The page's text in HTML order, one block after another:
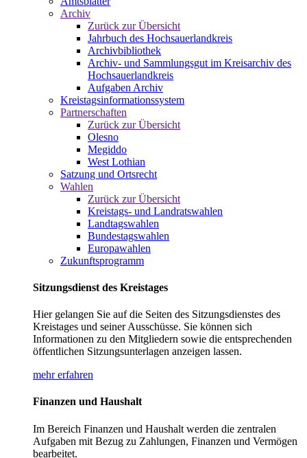
Archiv
Zurück zur Übersicht
Jahrbuch des Hochsauerlandkreis
Archivbibliothek
Archiv- und Sammlungsgut im Kreisarchiv des
Hochsauerlandkreis
Aufgaben Archiv
Kreistagsinformationssystem
Partnerschaften
Zurück zur Übersicht
Olesno
Megiddo
West Lothian
Satzung und Ortsrecht
Wahlen
Zurück zur Übersicht
Kreistags- und Landratswahlen
Landtagswahlen
Bundestagswahlen
Europawahlen
Zukunftsprogramm
Sitzungsdienst des Kreistages
Hier gelangen Sie auf die Seiten des Sitzungsdienstes des
Kreistages und seiner Ausschüsse. Sie können sich
Informationen zu den Mitgliedern sowie die entsprechenden
öffentlichen Sitzungsunterlagen anzeigen lassen.
mehr erfahren
Finanzen und Haushalt
Im Bereich Finanzen und Haushalt werden die zentralen
Aufgaben mit Bezug zu Zahlungen, Finanzen und Vermögen
bearbeitet.